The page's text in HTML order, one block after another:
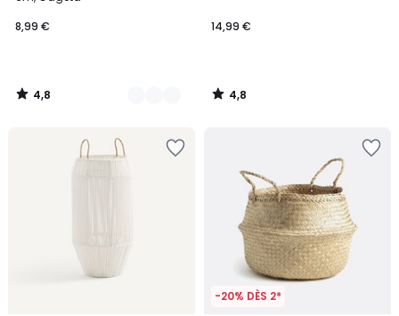
8,99 €
4,8
/
14,99 €
4,8
/
-20% DÈS 2*